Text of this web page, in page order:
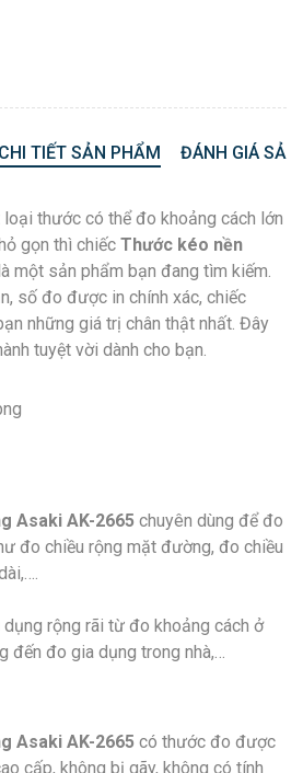
CHI TIẾT SẢN PHẨM ĐÁNH GIÁ
thước có thể đo khoảng cách lớn
gọn thì chiếc Thước kéo nền
một sản phẩm bạn đang tìm kiếm.
số đo được in chính xác, chiếc
những giá trị chân thật nhất. Đây
tuyệt vời dành cho bạn.
Asaki AK-2665 chuyên dùng để đo
đo chiều rộng mặt đường, đo chiều
rộng rãi từ đo khoảng cách ở
đến đo gia dụng trong nhà,…
Asaki AK-2665 có thước đo được
cấp, không bị gãy, không có tính